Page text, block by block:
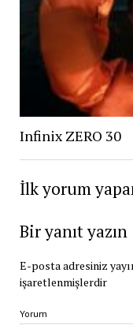
Infinix ZERO 30
İlk yorum
Bir yanıt yazın
E-posta adresiniz
işaretlenmişlerdir
Yorum